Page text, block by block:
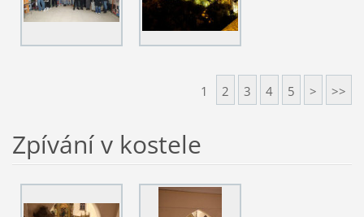
1 2 3 4 5 > >>
Zpívání v kostele